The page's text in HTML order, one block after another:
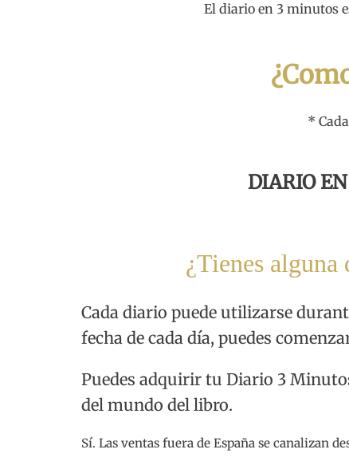
El diario en 3 minutos
*
DIARIO
¿Tienes alguna
Cada diario puede utilizarse
fecha de cada día, puedes
Puedes adquirir tu Diario 3
del mundo del libro.
Sí. Las ventas fuera de España se canalizan